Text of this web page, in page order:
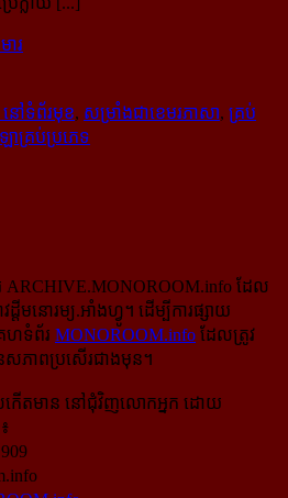
ារ
នៅទំព័រមុខ, សម្រាំងជាខេមរភាសា, គ្រប់
ាគ្រប់ប្រភេទ
ដែល
នោរម្យ.អាំងហ្វូ។ ដើម្បីការផ្សាយ
ហទំព័រ MONOROOM.info ដែលត្រូវ
សភាពប្រសើរជាងមុន។
កើតមាន នៅជុំវិញលោកអ្នក ដោយ